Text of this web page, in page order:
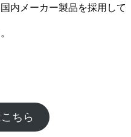
内メーカー製品を採用して
ちら